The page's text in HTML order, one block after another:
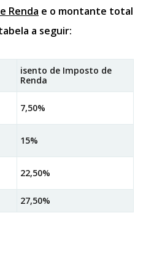
Renda e o montante total
a seguir:
isento de Imposto de
Renda
7,50%
15%
22,50%
27,50%